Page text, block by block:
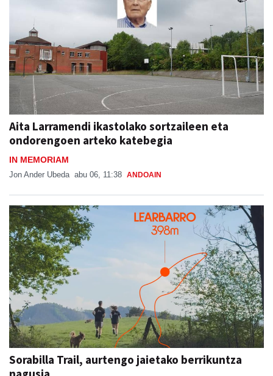
Aita Larramendi ikastolako sortzaileen eta
ondorengoen arteko katebegia
IN MEMORIAM
Jon Ander Ubeda ANDOAIN
Sorabilla Trail, aurtengo jaietako berrikuntza
nagusia
SORABILLAKO JAIAK 2026